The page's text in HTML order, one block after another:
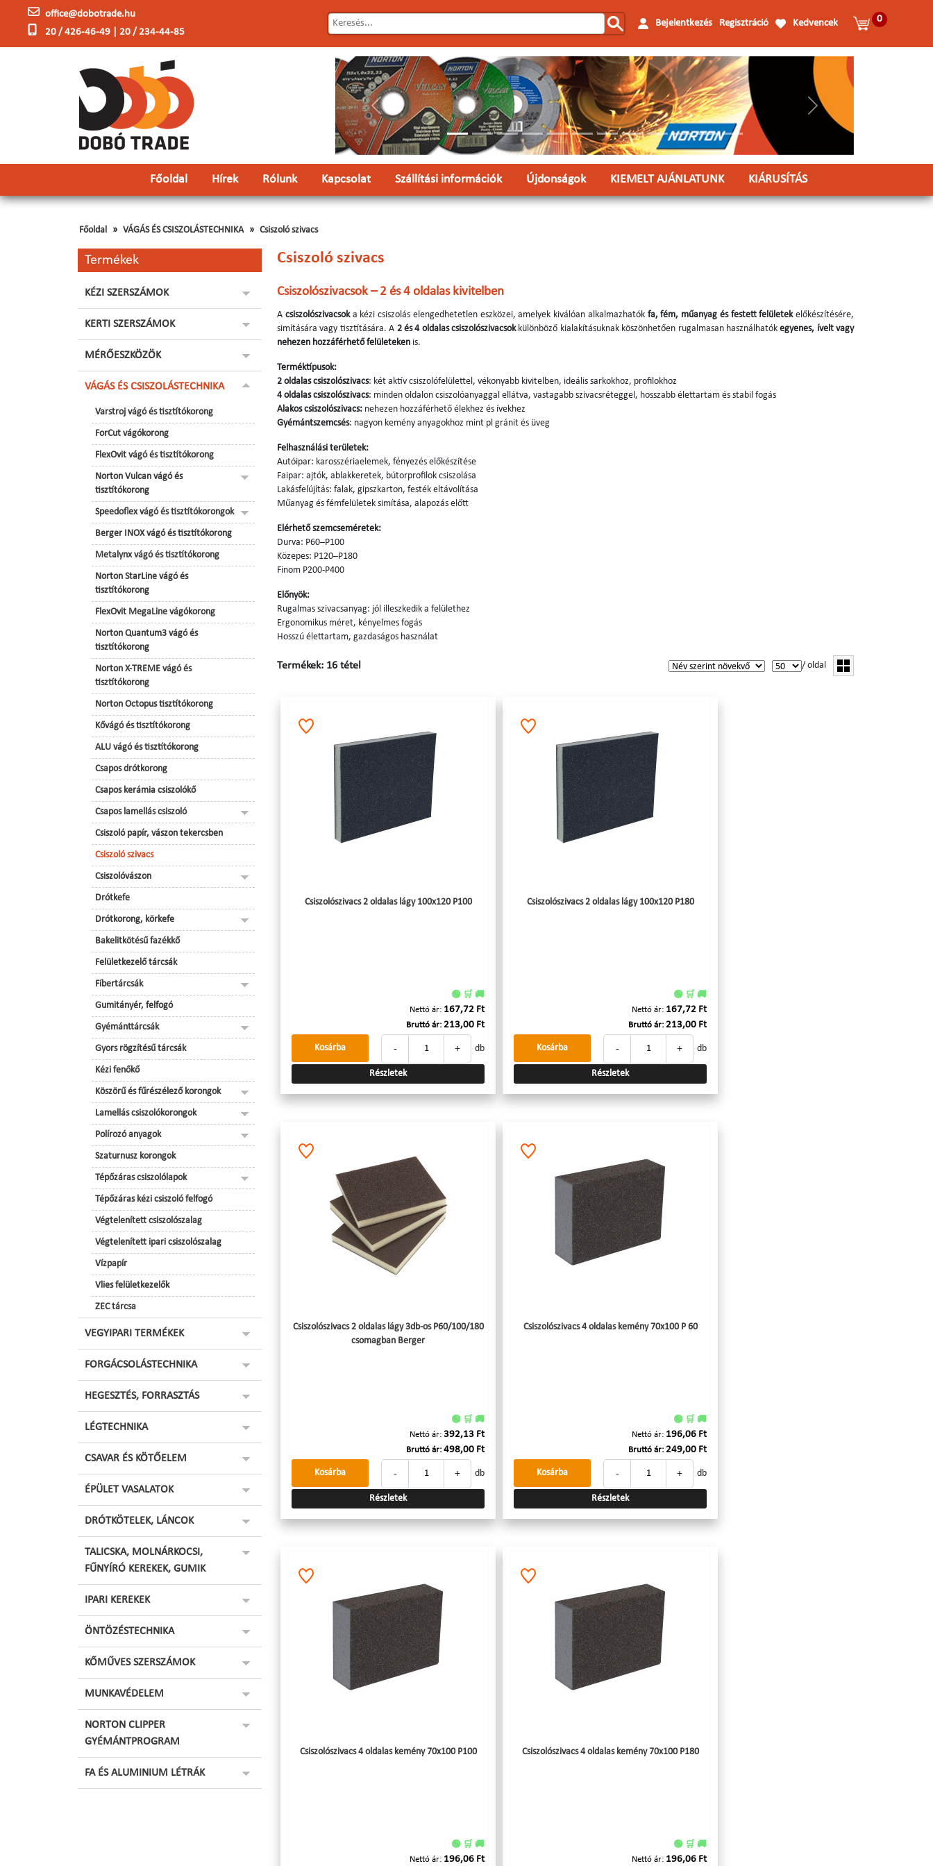
office@dobotrade.hu
20 / 426-46-49 | 20 / 234-44-85
Bejelentkezés Regisztráció Kedvencek 0
Előző Következő
Főoldal Hírek Rólunk Kapcsolat Szállítási információk Újdonságok KIEMELT AJÁNLATUNK KIÁRUSÍTÁS
Főoldal VÁGÁS ÉS CSISZOLÁSTECHNIKA Csiszoló szivacs
Termékek
KÉZI SZERSZÁMOK
KERTI SZERSZÁMOK
MÉRŐESZKÖZÖK
VÁGÁS ÉS CSISZOLÁSTECHNIKA
Varstroj vágó és tisztítókorong
ForCut vágókorong
FlexOvit vágó és tisztítókorong
Norton Vulcan vágó és
tisztítókorong
Speedoflex vágó és tisztítókorongok
Berger INOX vágó és tisztítókorong
Metalynx vágó és tisztítókorong
Norton StarLine vágó és
tisztítókorong
FlexOvit MegaLine vágókorong
Norton Quantum3 vágó és
tisztítókorong
Norton X-TREME vágó és
tisztítókorong
Norton Octopus tisztítókorong
Kővágó és tisztítókorong
ALU vágó és tisztítókorong
Csapos drótkorong
Csapos kerámia csiszolókő
Csapos lamellás csiszoló
Csiszoló papír, vászon tekercsben
Csiszoló szivacs
Csiszolóvászon
Drótkefe
Drótkorong, körkefe
Bakelitkötésű fazékkő
Felületkezelő tárcsák
Fíbertárcsák
Gumitányér, felfogó
Gyémánttárcsák
Gyors rögzítésű tárcsák
Kézi fenőkő
Köszörű és fűrészélező korongok
Lamellás csiszolókorongok
Polírozó anyagok
Szaturnusz korongok
Tépőzáras csiszolólapok
Tépőzáras kézi csiszoló felfogó
Végtelenített csiszolószalag
Végtelenített ipari csiszolószalag
Vízpapír
Vlies felületkezelők
ZEC tárcsa
VEGYIPARI TERMÉKEK
FORGÁCSOLÁSTECHNIKA
HEGESZTÉS, FORRASZTÁS
LÉGTECHNIKA
CSAVAR ÉS KÖTŐELEM
ÉPÜLET VASALATOK
DRÓTKÖTELEK, LÁNCOK
TALICSKA, MOLNÁRKOCSI,
FŰNYÍRÓ KEREKEK, GUMIK
IPARI KEREKEK
ÖNTÖZÉSTECHNIKA
KŐMŰVES SZERSZÁMOK
MUNKAVÉDELEM
NORTON CLIPPER
GYÉMÁNTPROGRAM
FA ÉS ALUMINIUM LÉTRÁK
Csiszoló szivacs
Csiszolószivacsok – 2 és 4 oldalas kivitelben
A csiszolószivacsoka kézi csiszolás elengedhetetlen eszközei, amelyek kiválóan alkalmazhatók fa, fém, műanyag és festett felületekelőkészítésére,
simítására vagy tisztítására. A 2 és 4 oldalas csiszolószivacsokkülönböző kialakításuknak köszönhetően rugalmasan használhatókegyenes, ívelt vagy
nehezen hozzáférhető felületeken is.
Terméktípusok:
2 oldalas csiszolószivacs: két aktív csiszolófelülettel, vékonyabb kivitelben, ideális sarkokhoz, profilokhoz
4 oldalas csiszolószivacs: minden oldalon csiszolóanyaggal ellátva, vastagabb szivacsréteggel, hosszabb élettartam és stabil fogás
Alakos csiszolószivacs: nehezen hozzáférhető élekhez és ívekhez
Gyémántszemcsés: nagyon kemény anyagokhoz mint pl gránit és üveg
Felhasználási területek:
Autóipar: karosszériaelemek, fényezés előkészítése
Faipar: ajtók, ablakkeretek, bútorprofilok csiszolása
Lakásfelújítás: falak, gipszkarton, festék eltávolítása
Műanyag és fémfelületek simítása, alapozás előtt
Elérhető szemcseméretek:
Durva: P60–P100
Közepes: P120–P180
Finom P200-P400
Előnyök:
Rugalmas szivacsanyag: jól illeszkedik a felülethez
Ergonomikus méret, kényelmes fogás
Hosszú élettartam, gazdaságos használat
Termékek: 16 tétel / oldal
Csiszolószivacs 2 oldalas lágy 100x120 P100
🟢 🛒 🚚
Nettó ár: 167,72 Ft
Bruttó ár: 213,00 Ft
- + db
Kosárba
Részletek
Csiszolószivacs 2 oldalas lágy 100x120 P180
🟢 🛒 🚚
Nettó ár: 167,72 Ft
Bruttó ár: 213,00 Ft
- + db
Kosárba
Részletek
Csiszolószivacs 2 oldalas lágy 3db-os P60/100/180
csomagban Berger
🟢 🛒 🚚
Nettó ár: 392,13 Ft
Bruttó ár: 498,00 Ft
- + db
Kosárba
Részletek
Csiszolószivacs 4 oldalas kemény 70x100 P 60
🟢 🛒 🚚
Nettó ár: 196,06 Ft
Bruttó ár: 249,00 Ft
- + db
Kosárba
Részletek
Csiszolószivacs 4 oldalas kemény 70x100 P100
🟢 🛒 🚚
Nettó ár: 196,06 Ft
Csiszolószivacs 4 oldalas kemény 70x100 P180
🟢 🛒 🚚
Nettó ár: 196,06 Ft